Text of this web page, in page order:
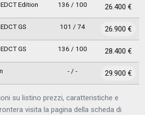
Edition 136 / 100 26.400 €
GS 101 / 74 26.900 €
GS 136 / 100 28.400 €
- / - 29.900 €
su listino prezzi, caratteristiche e
visita la pagina della scheda di